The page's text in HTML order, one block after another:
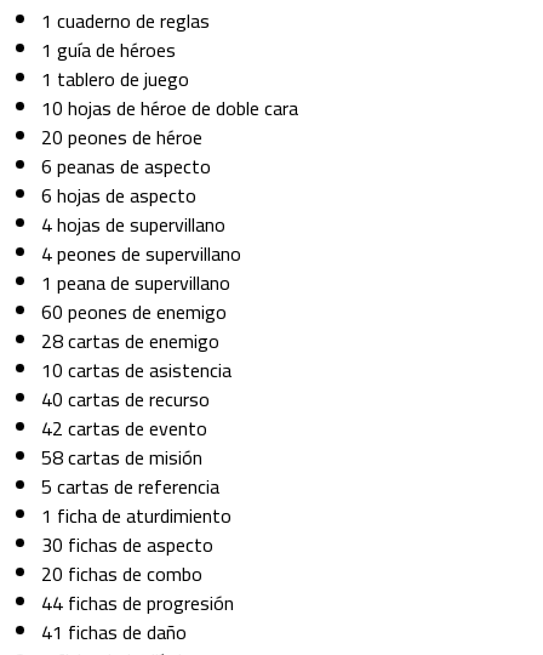
1 cuaderno de reglas
1 guía de héroes
1 tablero de juego
10 hojas de héroe de doble cara
20 peones de héroe
6 peanas de aspecto
6 hojas de aspecto
4 hojas de supervillano
4 peones de supervillano
1 peana de supervillano
60 peones de enemigo
28 cartas de enemigo
10 cartas de asistencia
40 cartas de recurso
42 cartas de evento
58 cartas de misión
5 cartas de referencia
1 ficha de aturdimiento
30 fichas de aspecto
20 fichas de combo
44 fichas de progresión
41 fichas de daño